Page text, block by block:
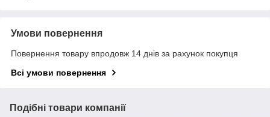
Умови повернення
Повернення товару впродовж 14 днів за рахунок покупця
Всі умови повернення
Подібні товари компанії